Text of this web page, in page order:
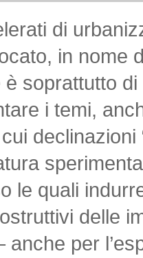
di
in nome
soprattutto
i temi,
le quali
delle
anche per